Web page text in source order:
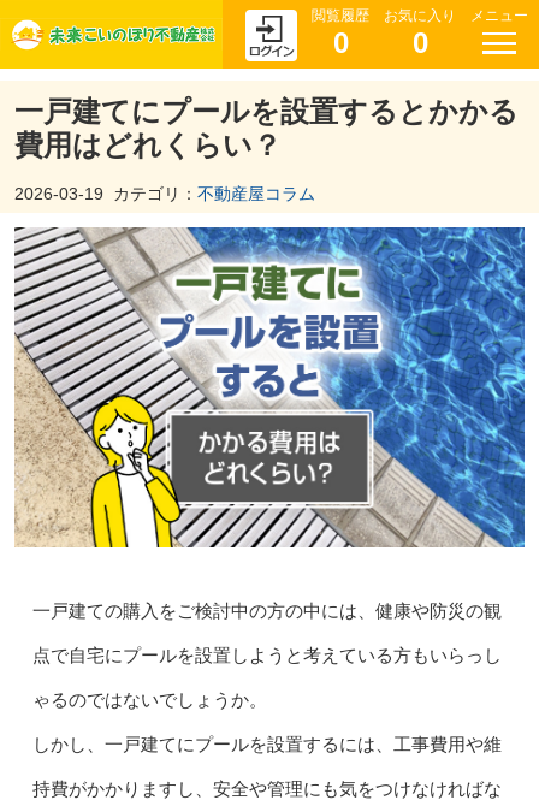
閲覧履歴
0
お気に入り
0
メニュー
一戸建てにプールを設置するとかかる
費用はどれくらい？
2026-03-19 カテゴリ： 不動産屋コラム
一戸建ての購入をご検討中の方の中には、健康や防災の観
点で自宅にプールを設置しようと考えている方もいらっし
ゃるのではないでしょうか。
しかし、一戸建てにプールを設置するには、工事費用や維
持費がかかりますし、安全や管理にも気をつけなければな